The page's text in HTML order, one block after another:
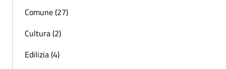
Comune (27)
Cultura (2)
Edilizia (4)